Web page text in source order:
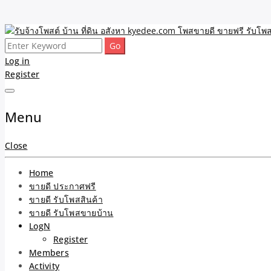
Skip
to
content
รับจ้างโพสต์ บ้าน ที่ดิน อสั
และบริการ
ขายดี โพสประกาศขายสินค้าฟรี บ้าน ที่ดิน อสังหา รับโพสต์ประกาศขาย
Search
for:
Log in
Register
Menu
Close
Home
ขายดี ประกาศฟรี
ขายดี รับโพสสินค้า
ขายดี รับโพสขายบ้าน
LogN
Register
Members
Activity